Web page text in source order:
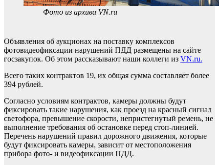
Фото из архива VN.ru
Объявления об аукционах на поставку комплексов
фотовидеофиксации нарушений ПДД размещены на сайте
госзакупок. Об этом рассказывают наши коллеги из VN.ru.
Всего таких контрактов 19, их общая сумма составляет более
394 рублей.
Согласно условиям контрактов, камеры должны будут
фиксировать такие нарушения, как проезд на красный сигнал
светофора, превышение скорости, непристегнутый ремень, не
выполнение требования об остановке перед стоп-линией.
Перечень нарушений правил дорожного движения, которые
будут фиксировать камеры, зависит от местоположения
прибора фото- и видеофиксации ПДД.